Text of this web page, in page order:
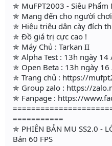
✯ MuFPT2003 - Siêu Phẩm
✯ Mang đến cho người
✯ Hiệu triệu dân cày đích
✯ Đồ giá trị cực cao !
✯ Máy Chủ : Tarkan II
✯ Alpha Test : 13h ngày 14
✯ Open Beta : 13h ngày
✯ Trang chủ : https://
✯ Group zalo : https://
✯ Fanpage : https://
===========
✯ PHIÊN BẢN MU SS2.0 -
Bản 60 FPS